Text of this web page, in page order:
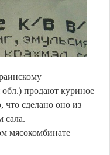
обл.) продают куриное
что сделано оно из
сала.
мясокомбинате